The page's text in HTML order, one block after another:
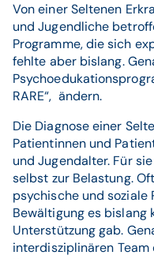
Von einer Seltenen
und Jugendliche
Programme, die sich
fehlte aber bislang.
RARE“, ändern.
Die Diagnose einer
Patientinnen und
und Jugendalter. Für
selbst zur Belastung.
psychische und soziale
Bewältigung es bislang
Unterstützung gab.
interdisziplinären